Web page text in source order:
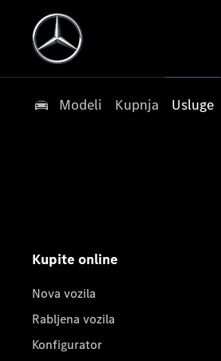
Modeli Kupnja Usluge
Kupite online
Nova vozila
Rabljena vozila
Konfigurator